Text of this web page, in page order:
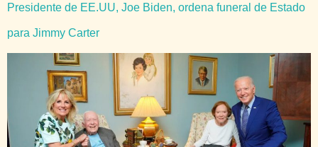
Presidente de EE.UU, Joe Biden, ordena funeral de Estado
para Jimmy Carter